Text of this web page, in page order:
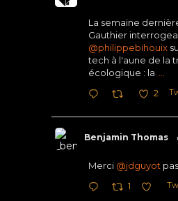
La semaine
Gauthier
@philippebihouix
tech à l'aune de la
écologique : la
2
Benjamin Thomas
Merci @jdguyot
1